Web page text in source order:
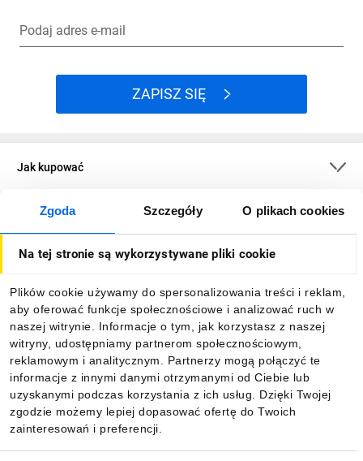
Zgoda Szczegóły O plikach cookies
Na tej stronie są wykorzystywane pliki cookie
Plików cookie używamy do spersonalizowania treści i reklam,
aby oferować funkcje społecznościowe i analizować ruch w
naszej witrynie. Informacje o tym, jak korzystasz z naszej
witryny, udostępniamy partnerom społecznościowym,
reklamowym i analitycznym. Partnerzy mogą połączyć te
informacje z innymi danymi otrzymanymi od Ciebie lub
uzyskanymi podczas korzystania z ich usług. Dzięki Twojej
zgodzie możemy lepiej dopasować ofertę do Twoich
zainteresowań i preferencji.
Podaj adres e-mail
ZAPISZ SIĘ
Jak kupować
O firmie
Informacje
Pobierz naszą aplikację mobilną: